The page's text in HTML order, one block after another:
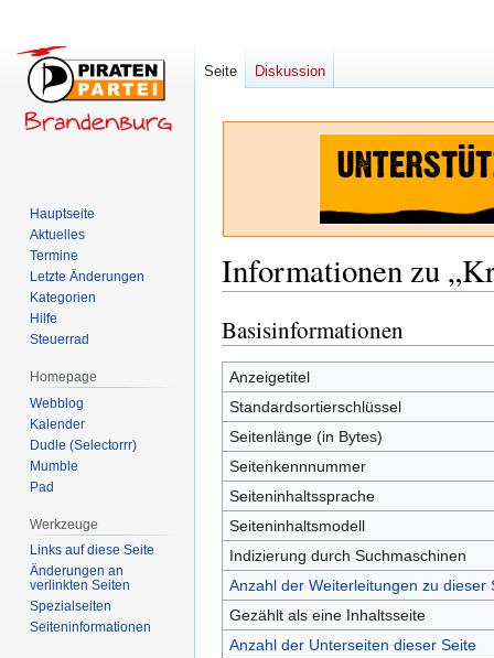
Informationen zu
Zur
Navigation
springen
Zur
Suche
springen
Basisinformationen
Anzeigetitel
Standardsortierschlüssel
Seitenlänge (in Bytes)
Seitenkennnummer
Seiteninhaltssprache
Seiteninhaltsmodell
Indizierung durch Suchmaschinen
Anzahl der Weiterleitungen zu dieser
Gezählt als eine Inhaltsseite
Anzahl der Unterseiten dieser Seite
Seite Diskussion
Hauptseite
Aktuelles
Termine
Letzte Änderungen
Kategorien
Hilfe
Steuerrad
Homepage
Webblog
Kalender
Dudle (Selectorrr)
Mumble
Pad
Werkzeuge
Links auf diese Seite
Änderungen an
verlinkten Seiten
Spezialseiten
Seiten­­informationen